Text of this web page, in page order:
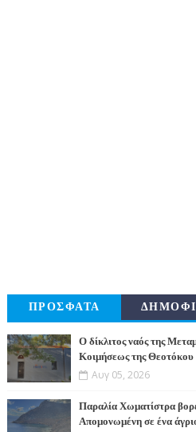
ΠΡΟΣΦΑΤΑ
Ο δίκλιτος ναός της
Κοιμήσεως της Θεοτόκου
Αυγ 05, 2026
Παραλία Χωματίστρα
Απομονωμένη σε ένα